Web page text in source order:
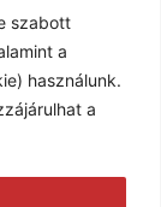
szabott
a
használunk.
a